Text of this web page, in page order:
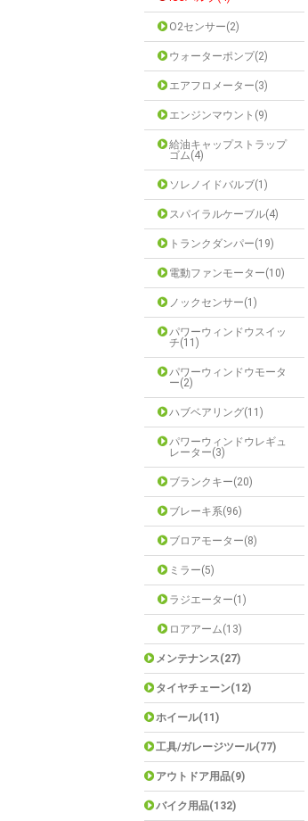
O2センサー(2)
ウォーターポンプ(2)
エアフロメーター(3)
エンジンマウント(9)
給油キャップストラップ
ゴム(4)
ソレノイドバルブ(1)
スパイラルケーブル(4)
トランクダンパー(19)
電動ファンモーター(10)
ノックセンサー(1)
パワーウィンドウスイッ
チ(11)
パワーウィンドウモータ
ー(2)
ハブベアリング(11)
パワーウィンドウレギュ
レーター(3)
ブランクキー(20)
ブレーキ系(96)
ブロアモーター(8)
ミラー(5)
ラジエーター(1)
ロアアーム(13)
メンテナンス(27)
タイヤチェーン(12)
ホイール(11)
工具/ガレージツール(77)
アウトドア用品(9)
バイク用品(132)